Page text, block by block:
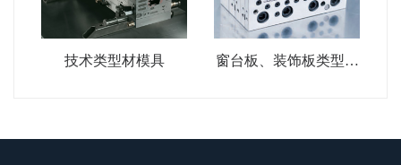
技术类型材模具
窗台板、装饰板类型材